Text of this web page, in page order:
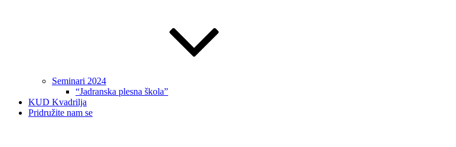
Seminari 2024
“Jadranska plesna škola”
KUD Kvadrilja
Pridružite nam se